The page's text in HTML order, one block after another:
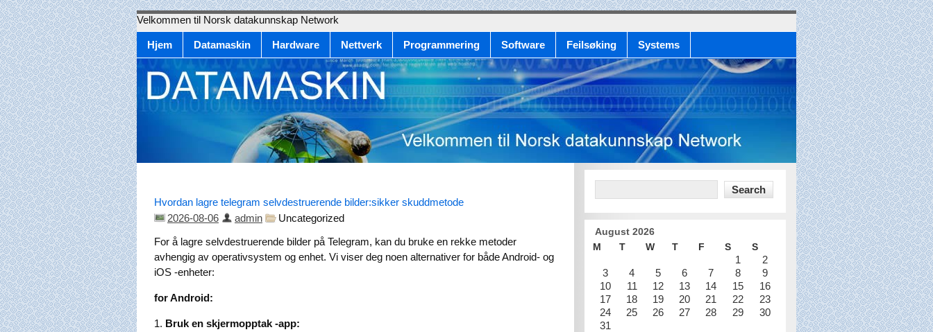
Velkommen til Norsk datakunnskap Network
Hjem Datamaskin Hardware Nettverk Programmering Software Feilsøking Systems
Hvordan lagre telegram selvdestruerende bilder:sikker skuddmetode
2026-08-06
admin
Uncategorized
For å lagre selvdestruerende bilder på Telegram, kan du bruke en rekke metoder
avhengig av operativsystem og enhet. Vi viser deg noen alternativer for både Android- og
iOS -enheter:
for Android:
1. Bruk en skjermopptak -app:
August 2026
M
T W T F S S
1
2
3
4 5 6 7 8
9
10
11 12 13 14 15
16
17
18 19 20 21 22
23
24
25 26 27 28 29
30
31